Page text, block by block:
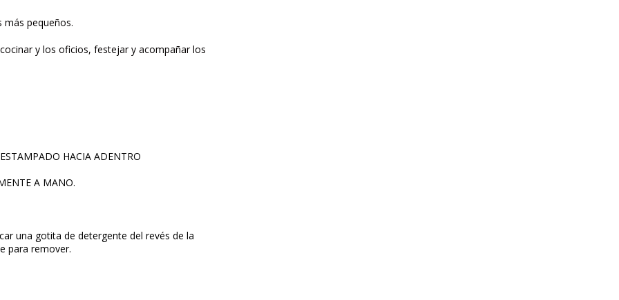
más pequeños.
y los oficios, festejar y acompañar los
HACIA ADENTRO
A MANO.
una gotita de detergente del revés de la
para remover.